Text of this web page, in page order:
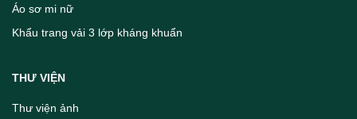
Áo sơ mi nữ
Khẩu trang vải 3 lớp kháng khuẩn
THƯ VIỆN
Thư viện ảnh